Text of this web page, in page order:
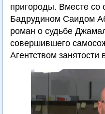
пригороды. Вместе со
Бадрудином Саидом
роман о судьбе
совершившего
Агентством занятости